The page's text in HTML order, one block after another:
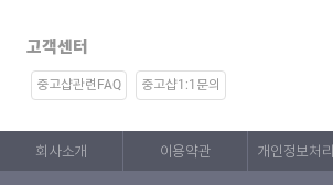
고객센터
중고샵관련FAQ 중고샵1:1문의
회사소개 이용약관 개인정보처